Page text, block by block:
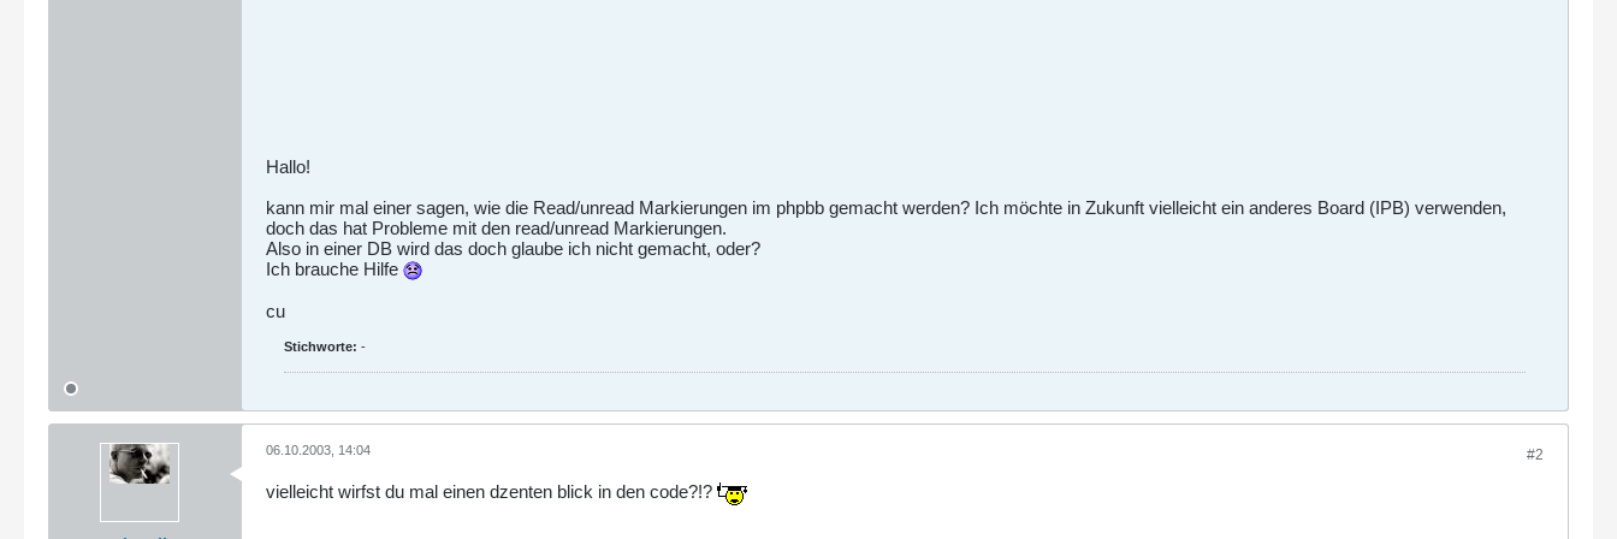
Hallo!
kann mir mal einer sagen, wie die Read/unread Markierungen im phpbb gemacht werden? Ich möchte in Zukunft vielleicht ein anderes Board (IPB) verwenden,
doch das hat Probleme mit den read/unread Markierungen.
Also in einer DB wird das doch glaube ich nicht gemacht, oder?
Ich brauche Hilfe
cu
Stichworte: -
#2
06.10.2003, 14:04
vielleicht wirfst du mal einen dzenten blick in den code?!?